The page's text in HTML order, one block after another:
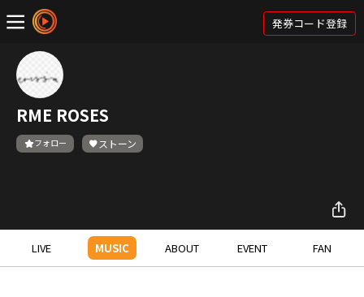
発券コード登録
RME ROSES
フォロー ストーン
LIVE MUSIC ABOUT EVENT FAN